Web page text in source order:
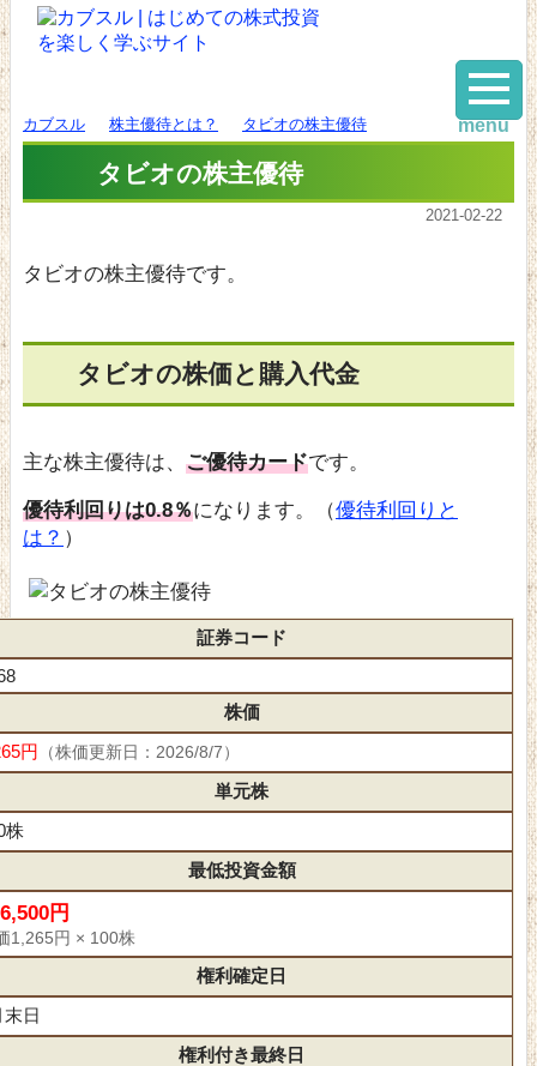
カブスル 株主優待とは？ タビオの株主優待
タビオの株主優待
2021-02-22
タビオの株主優待です。
タビオの株価と購入代金
主な株主優待は、 ご優待カードです。
優待利回りは0.8％になります。（優待利回りと
は？ ）
証券コード
株価
円 （株価更新日：2026/8/7）
単元株
株
最低投資金額
円
1,265円 × 100株
権利確定日
末日
権利付き最終日
menu